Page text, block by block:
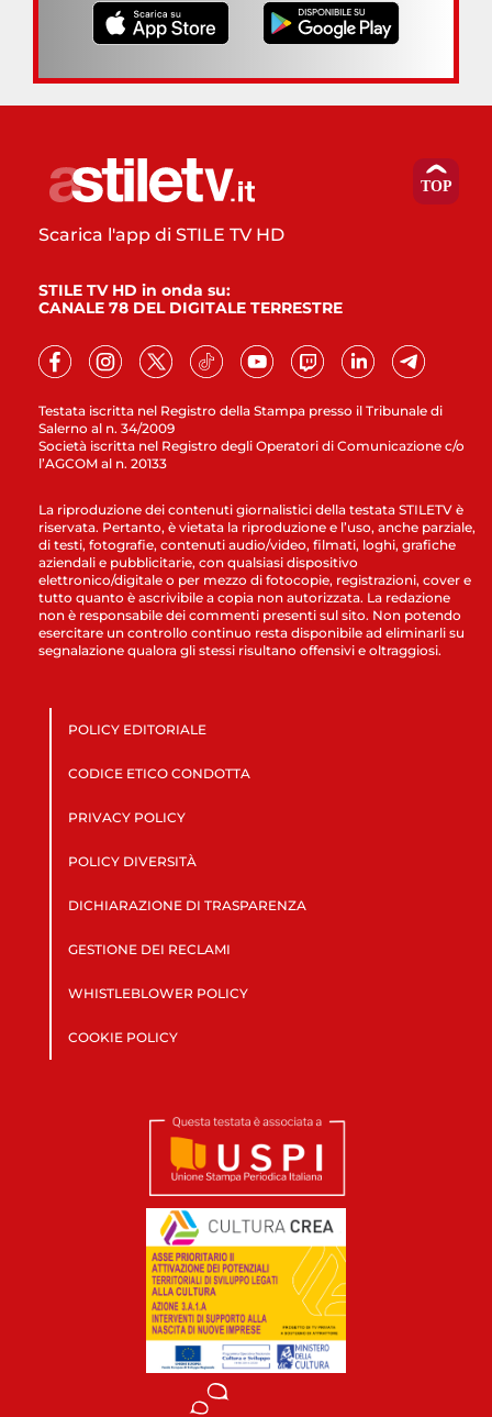
Testata iscritta nel Registro della Stampa presso il Tribunale di
Salerno al n. 34/2009
Società iscritta nel Registro degli Operatori di Comunicazione c/o
l’AGCOM al n. 20133
Scarica l'app di STILE TV HD
STILE TV HD in onda su:
CANALE 78 DEL DIGITALE TERRESTRE
La riproduzione dei contenuti giornalistici della testata STILETV è
riservata. Pertanto, è vietata la riproduzione e l’uso, anche parziale,
di testi, fotografie, contenuti audio/video, filmati, loghi, grafiche
aziendali e pubblicitarie, con qualsiasi dispositivo
elettronico/digitale o per mezzo di fotocopie, registrazioni, cover e
tutto quanto è ascrivibile a copia non autorizzata. La redazione
non è responsabile dei commenti presenti sul sito. Non potendo
esercitare un controllo continuo resta disponibile ad eliminarli su
segnalazione qualora gli stessi risultano offensivi e oltraggiosi.
POLICY EDITORIALE
CODICE ETICO CONDOTTA
PRIVACY POLICY
POLICY DIVERSITÀ
DICHIARAZIONE DI TRASPARENZA
GESTIONE DEI RECLAMI
WHISTLEBLOWER POLICY
COOKIE POLICY